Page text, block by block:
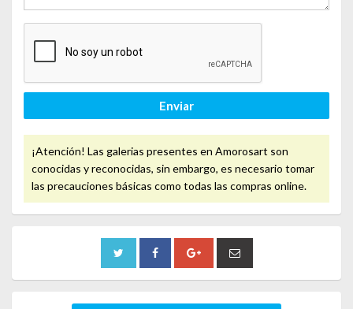
Enviar
¡Atención! Las galerias presentes en Amorosart son
conocidas y reconocidas, sin embargo, es necesario tomar
las precauciones básicas como todas las compras online.